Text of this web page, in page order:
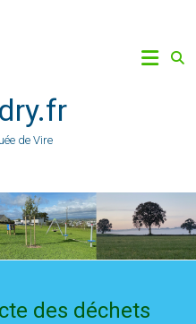
de Vire
des déchets